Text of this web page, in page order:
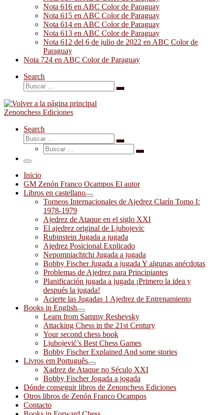
Nota 616 en ABC Color de Paraguay
Nota 615 en ABC Color de Paraguay
Nota 614 en ABC Color de Paraguay
Nota 613 en ABC Color de Paraguay
Nota 612 del 6 de julio de 2022 en ABC Color de
Paraguay
Nota 724 en ABC Color de Paraguay
Search
Buscar
Buscar
Zenonchess Ediciones
Search
Buscar
Buscar
Buscar
Buscar
Menú
Inicio
GM Zenón Franco Ocampos El autor
Libros en castellano
Torneos Internacionales de Ajedrez Clarín Tomo I:
1978-1979
Ajedrez de Ataque en el siglo XXI
El ajedrez original de Ljubojevic
Rubinstein Jugada a jugada
Ajedrez Posicional Explicado
Nepomniachtchi Jugada a jugada
Bobby Fischer Jugada a jugada Y algunas anécdotas
Problemas de Ajedrez para Principiantes
Planificación jugada a jugada ¡Primero la idea y
después la jugada!
Acierte las Jugadas 1 Ajedrez de Entrenamiento
Books in English
Learn from Sammy Reshevsky
Attacking Chess in the 21st Century
Your second chess book
Ljubojević’s Best Chess Games
Bobby Fischer Explained And some stories
Livros em Português
Xadrez de Ataque no Século XXI
Bobby Fischer Jogada a jogada
Dónde conseguir libros de Zenonchess Ediciones
Otros libros de Zenón Franco Ocampos
Contacto